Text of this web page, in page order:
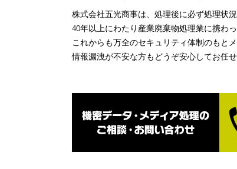
株式会社五光商事は、処理後に必ず処理状
40年以上にわたり産業廃棄物処理業に携わ
これからも万全のセキュリティ体制のもと
情報漏洩が不安な方もどうぞ安心してお任せ